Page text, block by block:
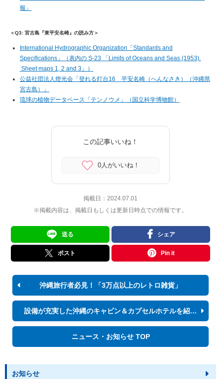
報」
＜Q3: 宮古島『東平安名崎』の読み方＞
International Hydrographic Organization「Standards and
Specifications」（表内の S-23 「Limits of Oceans and Seas (1953).
Sheet maps 1, 2 and 3」）
公益社団法人燈光会「登れる灯台16 平安名崎（へんなさき）（沖縄県
宮古島）」
琉球の植物データベース「テンノウメ」（国立科学博物館）
この記事いいね！
0人がいいね！
掲載日： 2024.07.01
※掲載内容は、掲載日もしくは更新日時点での情報です。
送る シェア
ポスト Pin it
沖縄旅行者必見！「3万点以上のレトロ雑貨」
設備が充実した沖縄のキャビン＆カプセルホテルを紹介！
ニュース・お知らせ TOP
お知らせ